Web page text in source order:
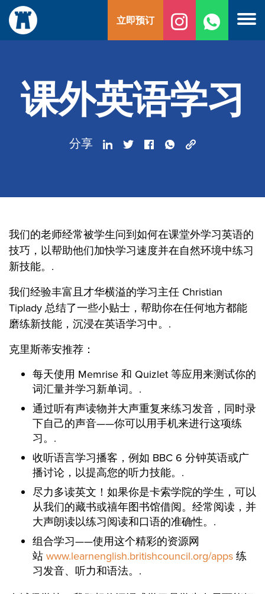
至
内
立即预订
课外英语学习
分享
我们的老师经常被学生问到如何在课堂外学习英语的
技巧，以帮助他们加快学习速度并在自然环境中练习
新技能。.
我们经验丰富且才华横溢的学习主任 Christian
Tiplady 总结了一些小贴士，帮助你在任何地方都能
磨练新技能，沉浸在英语学习中。.
克里斯蒂安推荐：
每天使用 Memrise 和 Quizlet 等应用来测试你的
词汇量并学习新单词。.
通过听有声读物并大声重复来练习发音，同时录
下自己的声音——你可以用手机来进行这项练
习。.
收听语言学习播客，例如 BBC 6 分钟英语或广
播讨论，以提高您的听力技能。.
尽力多读英文！如果你是卡索学院的学生，可以
从我们的藏书或禧年图书馆借阅。经常阅读，并
大声朗读以练习阅读和口语的准确性。.
组合学习——使用这个精彩的资源网
站www.learnenglish.britishcouncil.org/apps练
习发音、听力和语法。.